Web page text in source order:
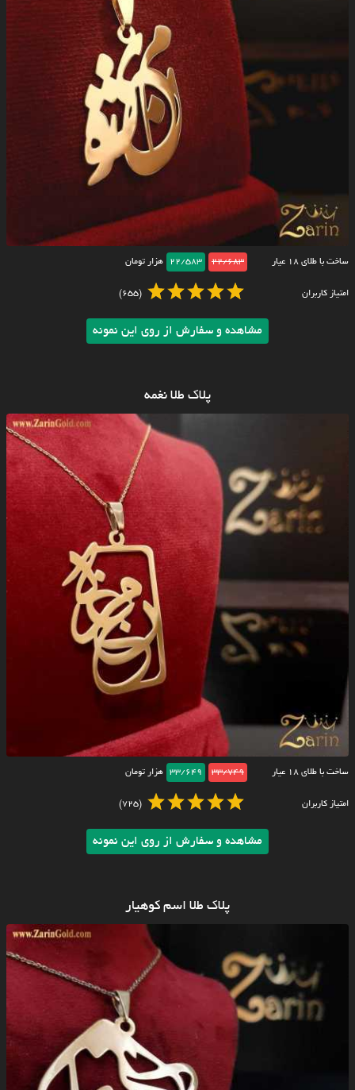
ساخت با طلای ۱۸ عیار 22/683
22/583 هزار تومان
امتیاز کاربران (655)
مشاهده و سفارش از روی این نمونه
پلاک طلا نغمه
ساخت با طلای ۱۸ عیار 33/749
33/649 هزار تومان
امتیاز کاربران (725)
مشاهده و سفارش از روی این نمونه
پلاک طلا اسم کوهیار